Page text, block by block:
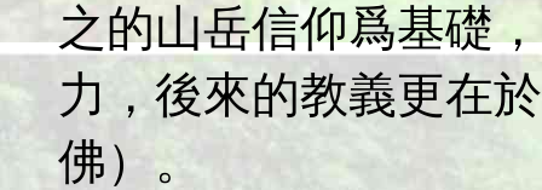
之的山岳信仰爲基礎
力，後來的教義更在
佛）。